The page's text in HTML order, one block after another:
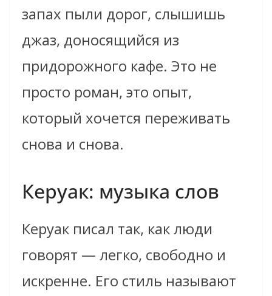
запах пыли дорог, слышишь
джаз, доносящийся из
придорожного кафе. Это не
просто роман, это опыт,
который хочется переживать
снова и снова.
Керуак: музыка слов
Керуак писал так, как люди
говорят — легко, свободно и
искренне. Его стиль называют